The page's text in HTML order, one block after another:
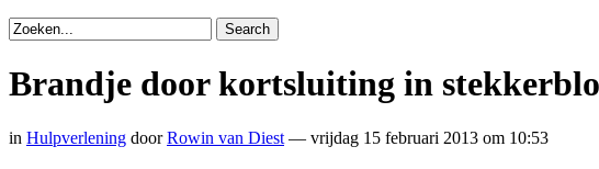
Brandje door kortsluiting in
in Hulpverlening doorRowin van Diest — vrijdag 15 februari 2013 om 10:53